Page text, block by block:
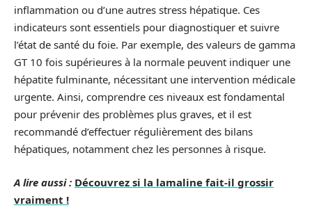
inflammation ou d’une autres stress hépatique. Ces
indicateurs sont essentiels pour diagnostiquer et suivre
l’état de santé du foie. Par exemple, des valeurs de gamma
GT 10 fois supérieures à la normale peuvent indiquer une
hépatite fulminante, nécessitant une intervention médicale
urgente. Ainsi, comprendre ces niveaux est fondamental
pour prévenir des problèmes plus graves, et il est
recommandé d’effectuer régulièrement des bilans
hépatiques, notamment chez les personnes à risque.
A lire aussi : Découvrez si la lamaline fait-il grossir
vraiment !